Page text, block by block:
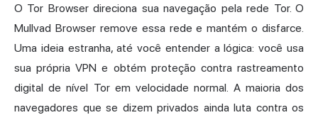
O Tor Browser direciona sua navegação pela rede Tor. O
Mullvad Browser remove essa rede e mantém o disfarce.
Uma ideia estranha, até você entender a lógica: você usa
sua própria VPN e obtém proteção contra rastreamento
digital de nível Tor em velocidade normal. A maioria dos
navegadores que se dizem privados ainda luta contra os